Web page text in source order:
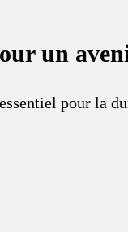
un
pour la